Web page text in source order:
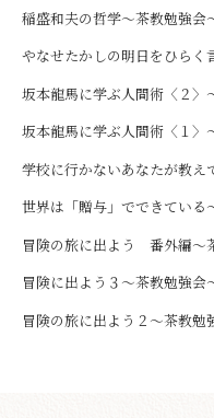
稲盛和夫の哲学～茶教勉強会
やなせたかしの明日をひらく
坂本龍馬に学ぶ人間術〈２〉
坂本龍馬に学ぶ人間術〈１〉
学校に行かないあなたが教え
世界は「贈与」でできている
冒険の旅に出よう 番外編～
冒険に出よう３～茶教勉強会
冒険の旅に出よう２～茶教勉